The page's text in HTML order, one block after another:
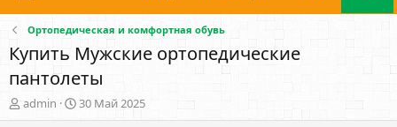
Ортопедическая и комфортная обувь
Купить Мужские ортопедические
пантолеты
А
в
admin
Д
а
30 Май 2025